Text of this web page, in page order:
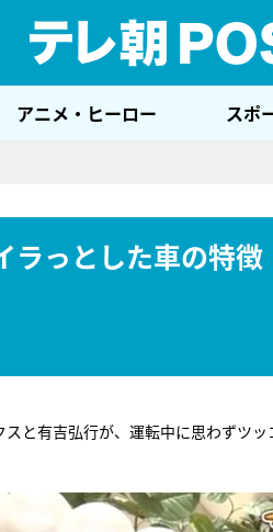
アニメ・ヒーロー スポ
ラっとした車の特
と有吉弘行が、運転中に思わずツ